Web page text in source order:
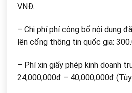
VNĐ.
– Chi phí phí công bố nội dung
lên cổng thông tin quốc gia:
– Phí xin giấy phép kinh doanh
24,000,000đ – 40,000,000đ